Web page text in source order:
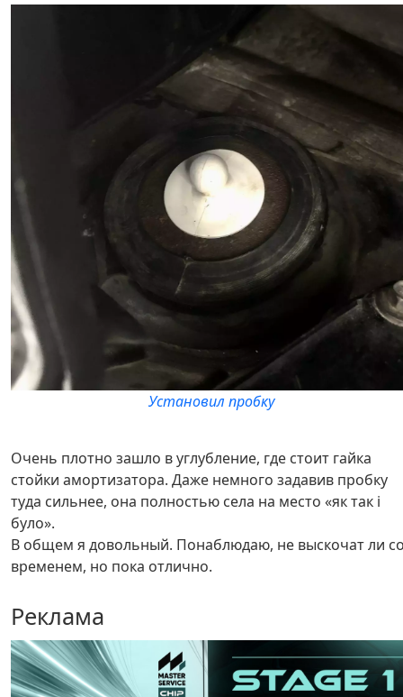
Установил пробку
Очень плотно зашло в углубление, где стоит гайка
стойки амортизатора. Даже немного задавив пробку
туда сильнее, она полностью села на место «як так і
було».
В общем я довольный. Понаблюдаю, не выскочат ли
временем, но пока отлично.
Реклама